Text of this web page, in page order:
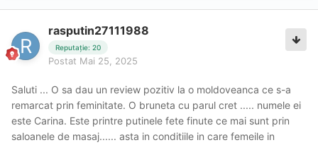
rasputin27111988
Reputație: 20
Postat Mai 25, 2025
Saluti ... O sa dau un review pozitiv la o moldoveanca ce s-a
remarcat prin feminitate. O bruneta cu parul cret ..... numele ei
este Carina. Este printre putinele fete finute ce mai sunt prin
saloanele de masaj...... asta in conditiile in care femeile in